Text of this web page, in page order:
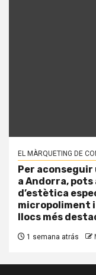
EL MÀRQUETING DE
Per
a Andorra,
d’estètica
micropoliment
llocs més
1 semana atrás